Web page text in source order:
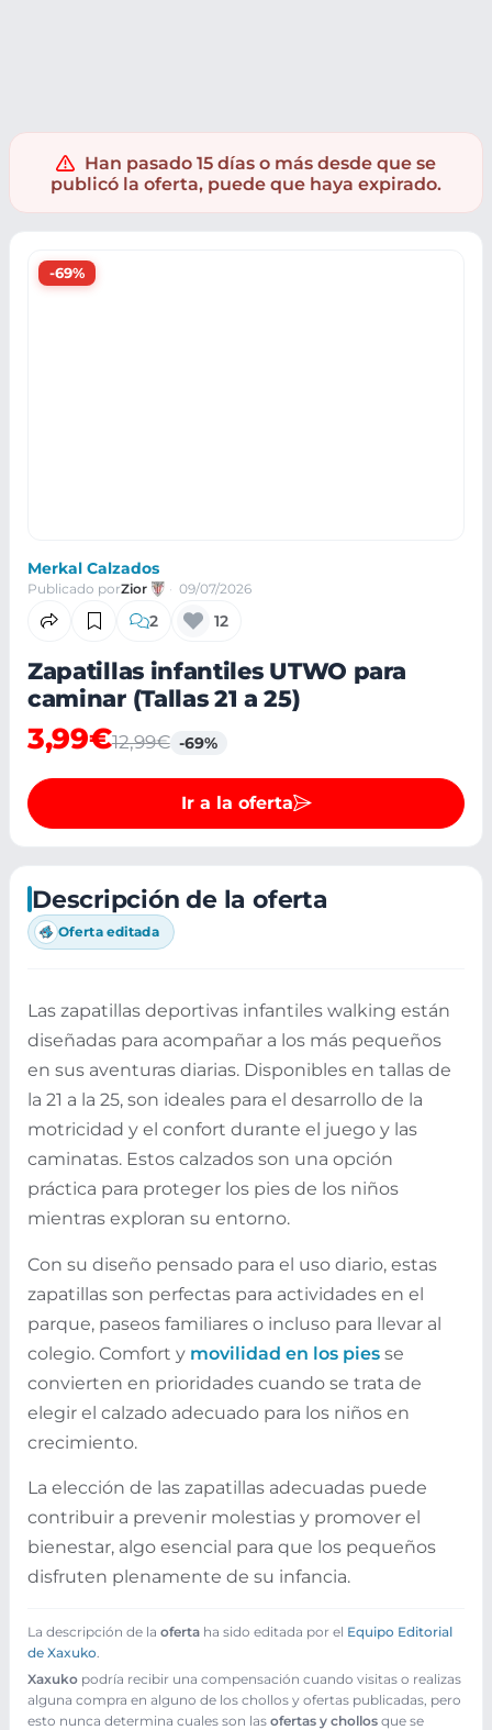
Han pasado 15 días o más desde que se
publicó la oferta, puede que haya expirado.
-69%
Merkal Calzados
Publicado porZior 09/07/2026
2 12
Zapatillas infantiles UTWO para
caminar (Tallas 21 a 25)
3,99€12,99€ -69%
Ir a la oferta
Descripción de la oferta
Oferta editada
Las zapatillas deportivas infantiles walking están
diseñadas para acompañar a los más pequeños
en sus aventuras diarias. Disponibles en tallas de
la 21 a la 25, son ideales para el desarrollo de la
motricidad y el confort durante el juego y las
caminatas. Estos calzados son una opción
práctica para proteger los pies de los niños
mientras exploran su entorno.
Con su diseño pensado para el uso diario, estas
zapatillas son perfectas para actividades en el
parque, paseos familiares o incluso para llevar al
colegio. Comfort y movilidad en los pies se
convierten en prioridades cuando se trata de
elegir el calzado adecuado para los niños en
crecimiento.
La elección de las zapatillas adecuadas puede
contribuir a prevenir molestias y promover el
bienestar, algo esencial para que los pequeños
disfruten plenamente de su infancia.
La descripción de la oferta ha sido editada por el Equipo Editorial
de Xaxuko
Xaxuko podría recibir una compensación cuando visitas o realizas
alguna compra en alguno de los chollos y ofertas publicadas, pero
esto nunca determina cuales son las ofertas y chollos que se